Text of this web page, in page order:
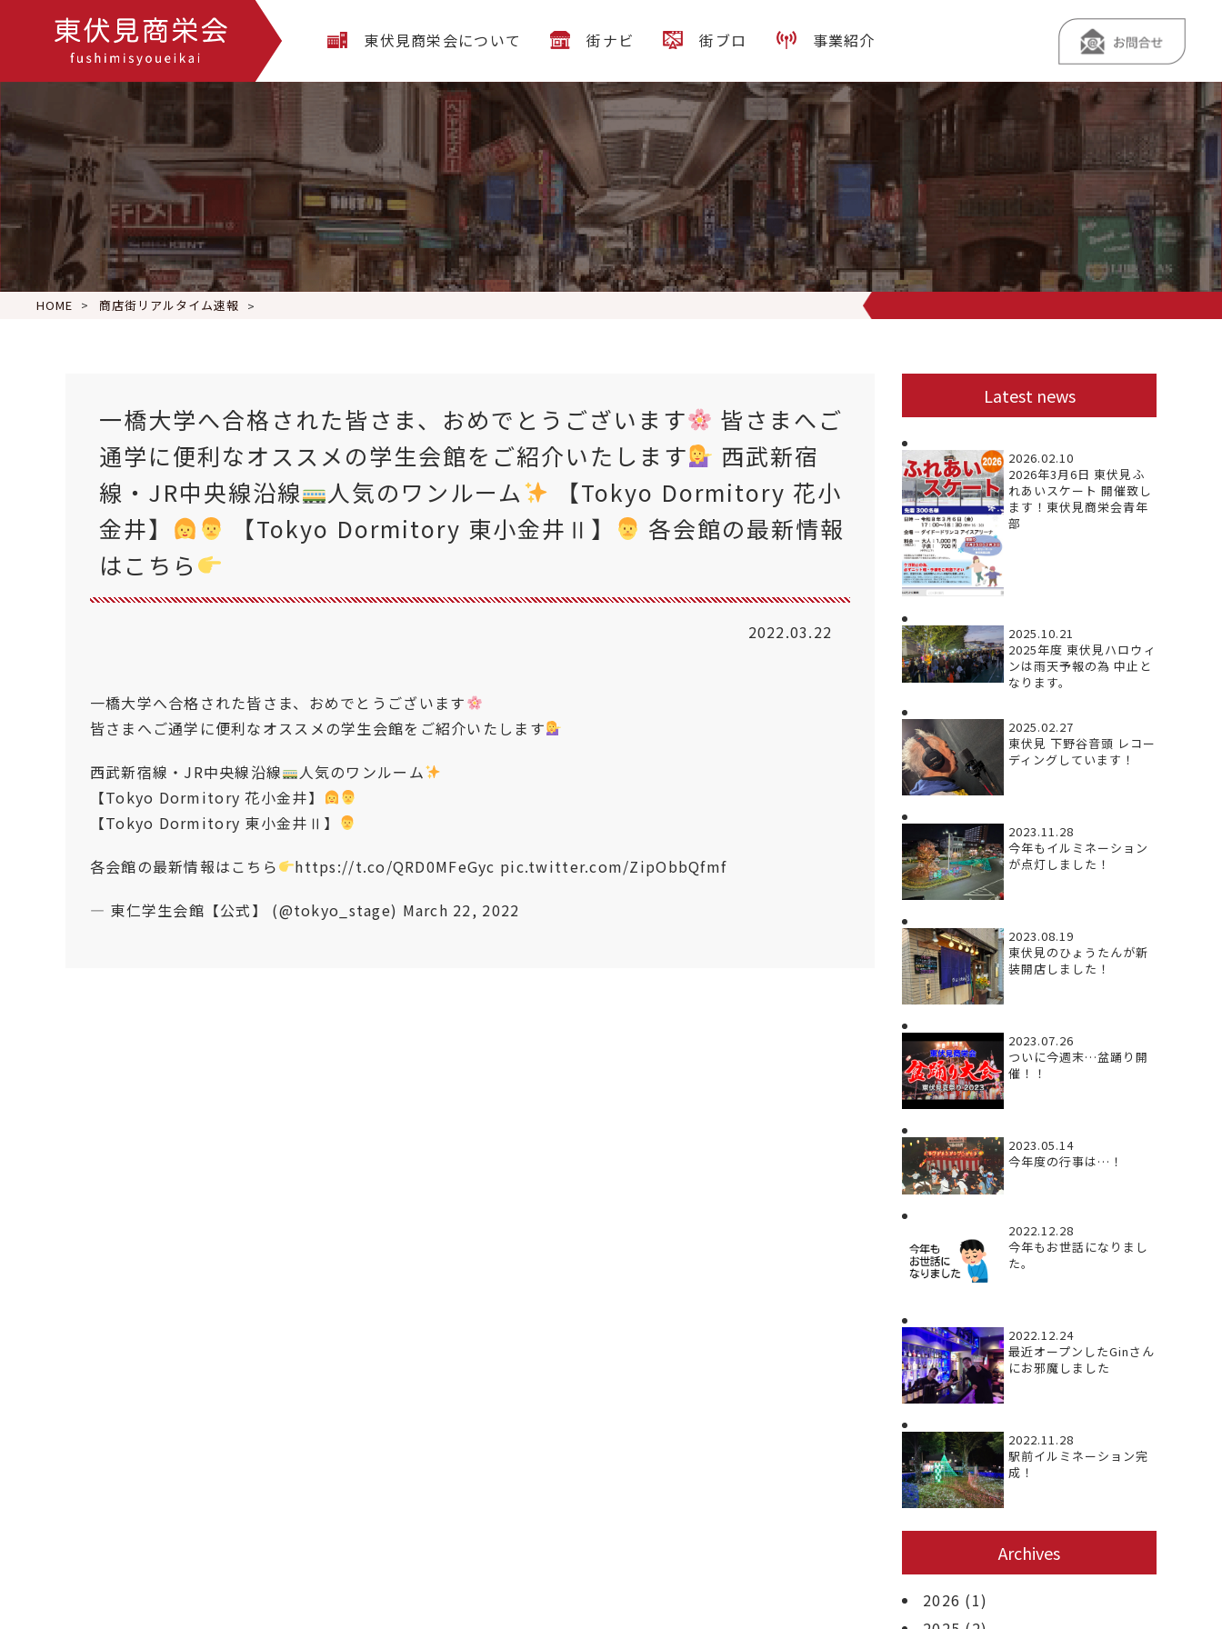
東伏見商栄会について 街ナビ 街ブロ 事業紹介
HOME 商店街リアルタイム速報 皆さまへご通学に便利なオススメの学生会館をご紹介いたします
一橋大学へ合格された皆さま、おめでとうございます
皆さまへご
通学に便利なオススメの学生会館をご紹介いたします
西武新宿
線・JR中央線沿線
人気のワンルーム
【Tokyo Dormitory 花小
金井】
【Tokyo Dormitory 東小金井Ⅱ】
各会館の最新情報
はこちら
2022.03.22
一橋大学へ合格された皆さま、おめでとうございます
皆さまへご通学に便利なオススメの学生会館をご紹介いたします
西武新宿線・JR中央線沿線
人気のワンルーム
【Tokyo Dormitory 花小金井】
【Tokyo Dormitory 東小金井Ⅱ】
各会館の最新情報はこちら
https://t.co/QRD0MFeGyc pic.twitter.com/ZipObbQfmf
— 東仁学生会館【公式】 (@tokyo_stage) March 22, 2022
Latest news
2026.02.10
2026年3月6日 東伏見ふ
れあいスケート 開催致し
ます！東伏見商栄会青年
部
2025.10.21
2025年度 東伏見ハロウィ
ンは雨天予報の為 中止と
なります。
2025.02.27
東伏見 下野谷音頭 レコー
ディングしています！
2023.11.28
今年もイルミネーション
が点灯しました！
2023.08.19
東伏見のひょうたんが新
装開店しました！
2023.07.26
ついに今週末…盆踊り開
催！！
2023.05.14
今年度の行事は…！
2022.12.28
今年もお世話になりまし
た。
2022.12.24
最近オープンしたGinさん
にお邪魔しました
2022.11.28
駅前イルミネーション完
成！
Archives
2026 (1)